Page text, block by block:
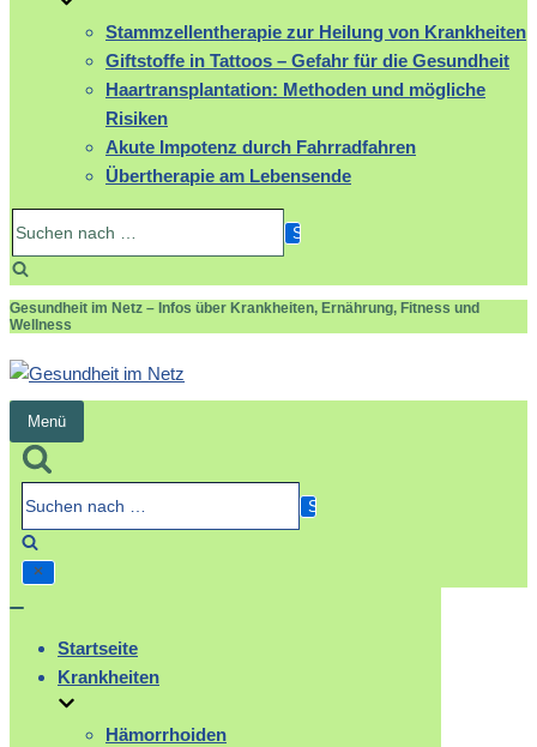
Stammzellentherapie zur Heilung von Krankheiten
Giftstoffe in Tattoos – Gefahr für die Gesundheit
Haartransplantation: Methoden und mögliche
Risiken
Akute Impotenz durch Fahrradfahren
Übertherapie am Lebensende
Gesundheit im Netz – Infos über Krankheiten, Ernährung, Fitness und
Wellness
Menü
Navigation
umschalten
Startseite
Krankheiten
Hämorrhoiden